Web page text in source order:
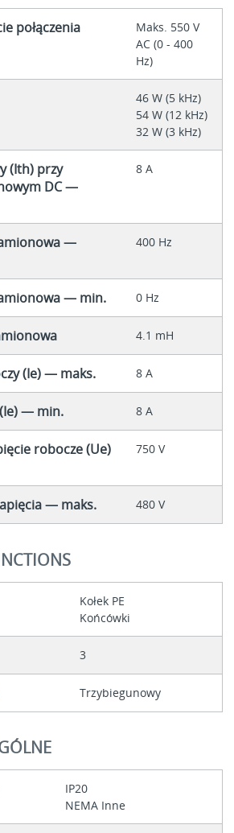
połączenia
Maks. 550 V
AC (0 - 400
Hz)
46 W (5 kHz)
54 W (12 kHz)
32 W (3 kHz)
(Ith) przy
DC —
8 A
—
400 Hz
— min. 0 Hz
4.1 mH
(Ie) — maks. 8 A
— min. 8 A
robocze (Ue)
750 V
— maks. 480 V
Kołek PE
Końcówki
3
Trzybiegunowy
IP20
NEMA Inne